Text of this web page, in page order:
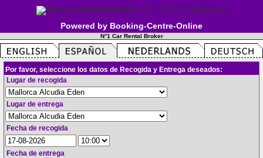
Powered by Booking-Centre-Online
N°1 Car Rental Broker
Por favor, seleccione los datos de Recogida y Entrega deseados:
Lugar de recogida
Lugar de entrega
Fecha de recogida
Fecha de entrega